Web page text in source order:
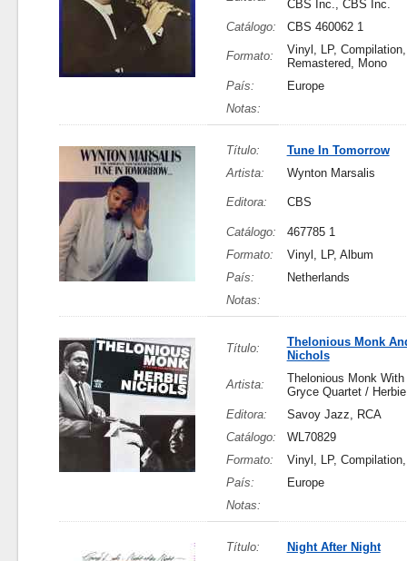
CBS Inc., CBS Inc.
Catálogo:
CBS 460062 1
Formato:
Vinyl, LP, Compilation,
Remastered, Mono
País:
Europe
Notas:
Título:
Tune In Tomorrow
Artista:
Wynton Marsalis
Editora: CBS
Catálogo:
467785 1
Formato:
Vinyl, LP, Album
País:
Netherlands
Notas:
Título:
Thelonious Monk
Nichols
Artista:
Thelonious Monk
Gryce Quartet /
Editora:
Savoy Jazz, RCA
Catálogo:
WL70829
Formato:
Vinyl, LP,
País:
Europe
Notas:
Título:
Night After Night